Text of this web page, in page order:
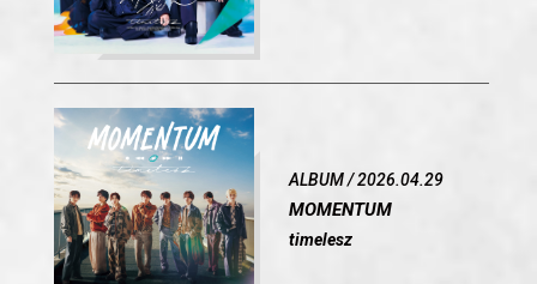
ALBUM / 2026.04.29
MOMENTUM
timelesz